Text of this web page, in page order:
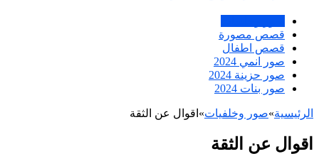
قصص مصورة
قصص اطفال
صور انمي 2024
صور حزينة 2024
صور بنات 2024
الرئيسية»صور وخلفيات» اقوال عن الثقة
اقوال عن الثقة